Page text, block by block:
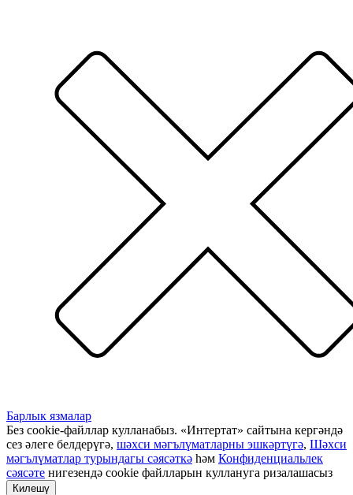
Барлык язмалар
Без cookie-файллар кулланабыз. «Интертат» сайтына кергәндә
сез әлеге белдерүгә, шәхси мәгълүматларны эшкәртүгә, Шәхси
мәгълүматлар турындагы сәясәткә һәм Конфиденциальлек
сәясәте нигезендә cookie файлларын куллануга ризалашасыз
Килешү